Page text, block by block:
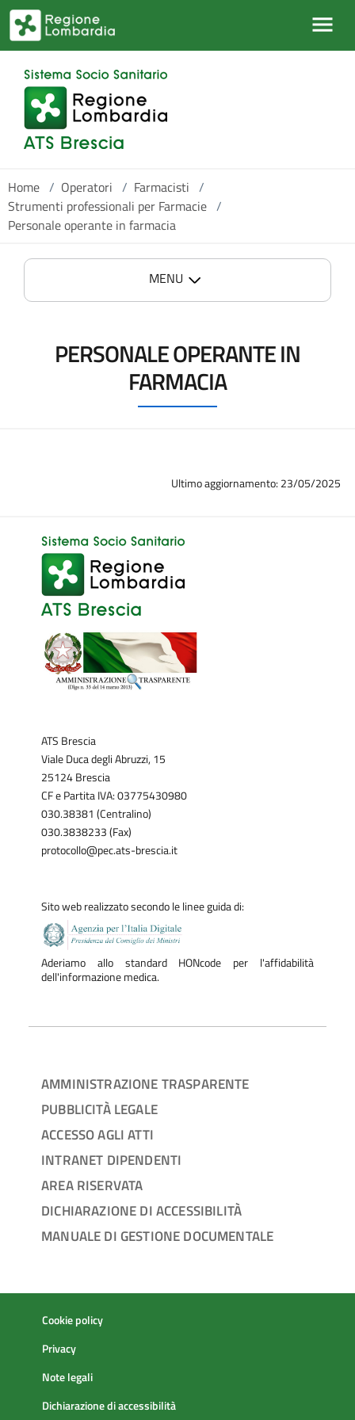
Salta al contenuto principale
Home / Operatori / Farmacisti /
Strumenti professionali per Farmacie /
Personale operante in farmacia
MENU
PERSONALE OPERANTE IN
FARMACIA
Ultimo aggiornamento: 23/05/2025
ATS Brescia
Viale Duca degli Abruzzi, 15
25124 Brescia
CF e Partita IVA: 03775430980
030.38381 (Centralino)
030.3838233 (Fax)
protocollo@pec.ats-brescia.it
Sito web realizzato secondo le linee guida di:
Aderiamo allo standard HONcode per l'affidabilità
dell'informazione medica.
AMMINISTRAZIONE TRASPARENTE
PUBBLICITÀ LEGALE
ACCESSO AGLI ATTI
INTRANET DIPENDENTI
AREA RISERVATA
DICHIARAZIONE DI ACCESSIBILITÀ
MANUALE DI GESTIONE DOCUMENTALE
Cookie policy
Privacy
Note legali
Dichiarazione di accessibilità